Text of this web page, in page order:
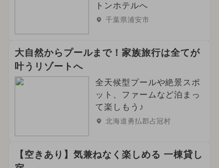
トンホテルへ
千葉県浦安市
大自然からプールまで！家族旅行は全てが
叶うリゾートへ
全天候型プールや絶景スポ
ット、ファームなど泊まっ
て楽しもう♪
北海道勇払郡占冠村
【空きあり】気兼ねなく楽しめる 一棟貸し